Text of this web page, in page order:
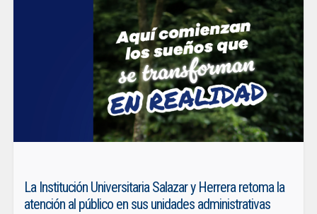
La Institución Universitaria Salazar y Herrera retoma la
atención al público en sus unidades administrativas